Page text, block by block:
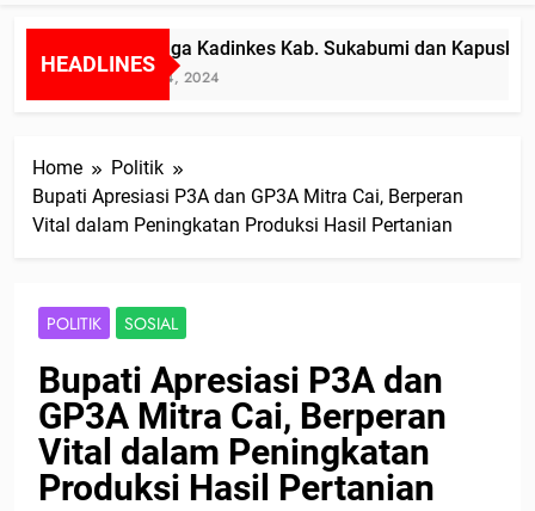
HEADLINES
Diduga Kadinkes Kab. Sukabumi dan
Juli 24, 2024
Home
Politik
Bupati Apresiasi P3A dan GP3A Mitra Cai, Berperan
Vital dalam Peningkatan Produksi Hasil Pertanian
POLITIK SOSIAL
Bupati Apresiasi P3A dan
GP3A Mitra Cai, Berperan
Vital dalam Peningkatan
Produksi Hasil Pertanian